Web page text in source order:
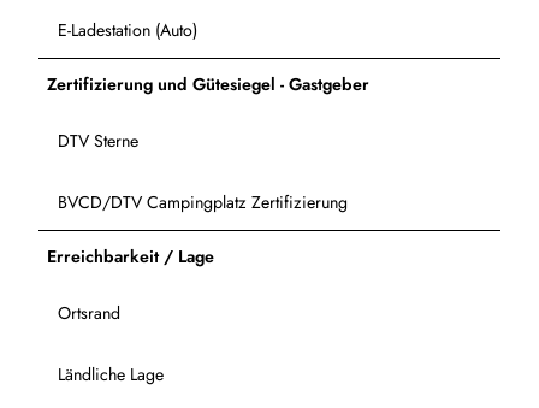
E-Ladestation (Auto)
Zertifizierung und Gütesiegel - Gastgeber
DTV Sterne
BVCD/DTV Campingplatz Zertifizierung
Erreichbarkeit / Lage
Ortsrand
Ländliche Lage